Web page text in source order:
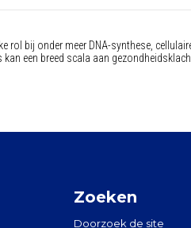
rol bij onder meer DNA-synthese,
een breed scala aan
Zoeken
Doorzoek de site